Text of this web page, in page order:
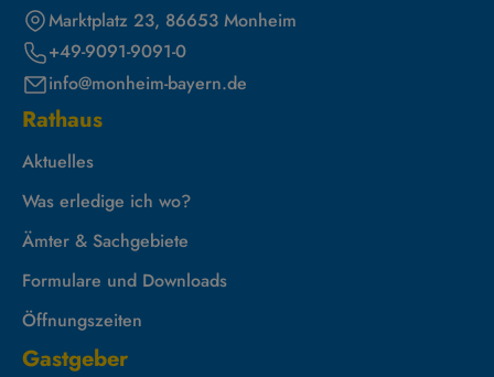
Marktplatz 23, 86653 Monheim
+49-9091-9091-0
info@monheim-bayern.de
Rathaus
Aktuelles
Was erledige ich wo?
Ämter & Sachgebiete
Formulare und Downloads
Öffnungszeiten
Gastgeber